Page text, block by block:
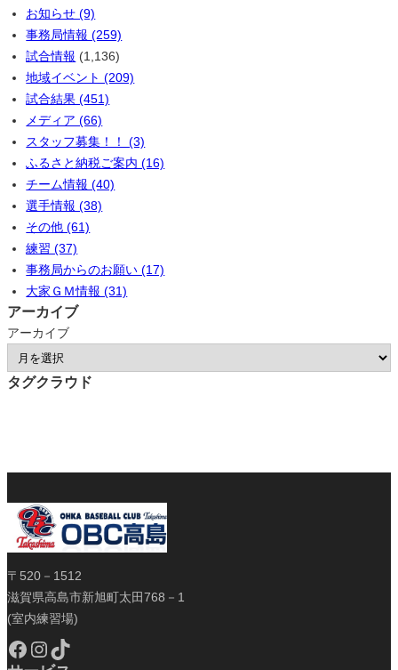
お知らせ (9)
事務局情報 (259)
試合情報 (1,136)
地域イベント (209)
試合結果 (451)
メディア (66)
スタッフ募集！！ (3)
ふるさと納税ご案内 (16)
チーム情報 (40)
選手情報 (38)
その他 (61)
練習 (37)
事務局からのお願い (17)
大家ＧＭ情報 (31)
アーカイブ
アーカイブ
タグクラウド
〒520－1512
滋賀県高島市新旭町太田768－1
(室内練習場)
Facebook Instagram TikTok